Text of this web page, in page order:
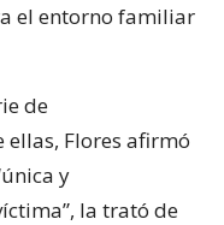
el entorno familiar
de
ellas, Flores afirmó
y
la trató de